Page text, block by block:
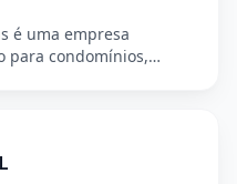
é uma empresa
para condomínios,